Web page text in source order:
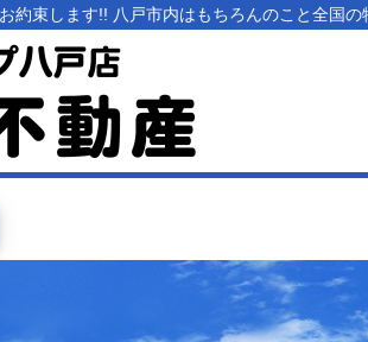
約束します!! 八戸市内はもちろんのこと全国